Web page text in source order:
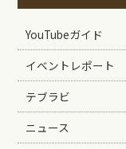
YouTubeガイド
イベントレポート
テブラビ
ニュース